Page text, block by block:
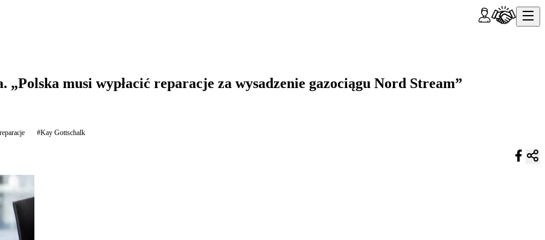
„Polska musi wypłacić reparacje za wysadzenie gazociągu Nord Stream”
#Kay Gottschalk